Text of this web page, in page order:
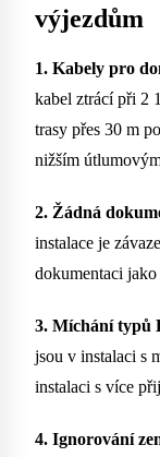
výjezdům
1. Kabely pro
kabel ztrácí při 2
trasy přes 30 m
nižším
2. Žádná
instalace je
dokumentaci jako
3. Míchání typů
jsou v instalaci s
instalaci s více
4. Ignorování